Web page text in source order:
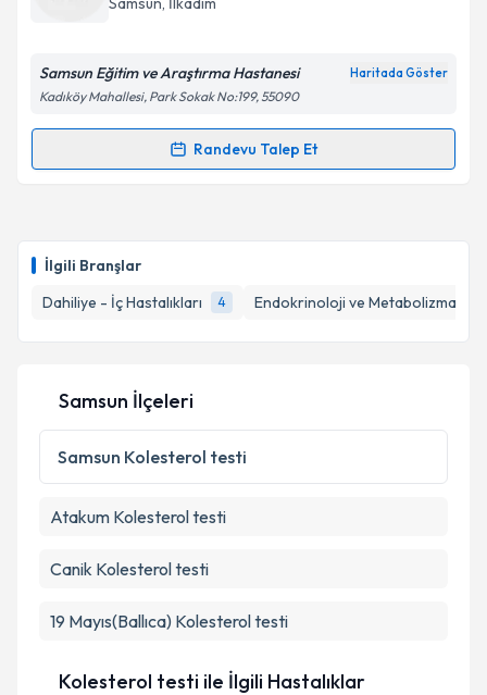
İlgili Branşlar
Dahiliye - İç Hastalıkları
4 Endokrinoloji ve Metabolizma
Kişisel verilerimin işlenmesine ilişkin
Metni'ni okudum ve kişisel verilerimin belirtilen
Samsun Eğitim ve Araştırma Hastanesi Haritada Göster
Kadıköy Mahallesi, Park Sokak No:199, 55090
Randevu Talep Et
Randevu Takvimi Talebi
takvim hazırlandığında e-posta ile bilgilendireceğiz.
Kişisel verilerimin işlenmesine ilişkinAydınlatma
Metni
'ni okudum ve kişisel verilerimin belirtilen
kapsamda işlenmesini kabul ediyorum.
Samsun İlçeleri
Samsun Kolesterol testi
Atakum Kolesterol testi
Canik Kolesterol testi
19 Mayıs(Ballıca) Kolesterol testi
Kolesterol testi ile İlgili Hastalıklar